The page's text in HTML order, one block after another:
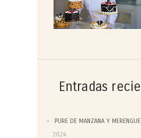
Entradas
PURE DE MANZANA Y MERENGUE
2024